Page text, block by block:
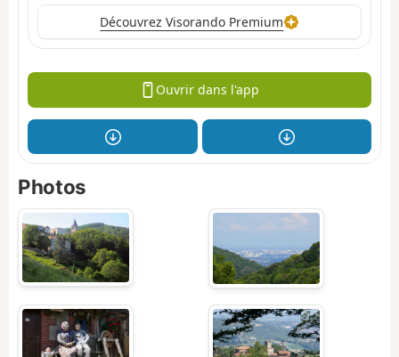
Découvrez Visorando Premium
Ouvrir dans l'app
Photos